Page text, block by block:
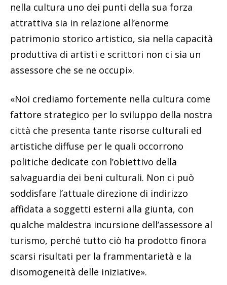
nella cultura uno dei punti della sua forza
attrattiva sia in relazione all’enorme
patrimonio storico artistico, sia nella capacità
produttiva di artisti e scrittori non ci sia un
assessore che se ne occupi».
«Noi crediamo fortemente nella cultura come
fattore strategico per lo sviluppo della nostra
città che presenta tante risorse culturali ed
artistiche diffuse per le quali occorrono
politiche dedicate con l’obiettivo della
salvaguardia dei beni culturali. Non ci può
soddisfare l’attuale direzione di indirizzo
affidata a soggetti esterni alla giunta, con
qualche maldestra incursione dell’assessore al
turismo, perché tutto ciò ha prodotto finora
scarsi risultati per la frammentarietà e la
disomogeneità delle iniziative».